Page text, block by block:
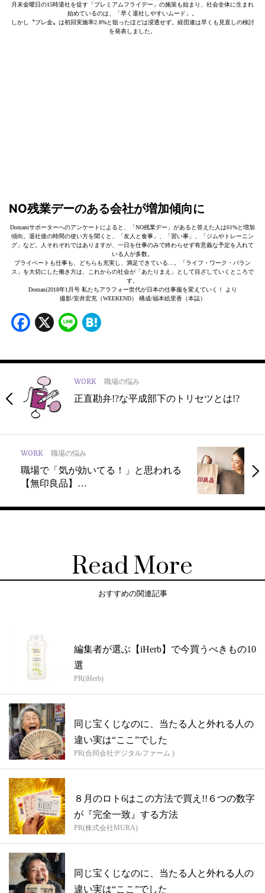
月末金曜日の15時退社を促す「プレミアムフライデー」の施策も始まり、社会全体に生まれ
始めているのは、「早く退社しやすいムード」。
しかし〝プレ金〟は初回実施率2.8%と狙ったほどは浸透せず。経団連は早くも見直しの検討
を発表しました。
NO残業デーのある会社が増加傾向に
Domaniサポーターへのアンケートによると、「NO残業デー」があると答えた人は61%と増加
傾向。退社後の時間の使い方を聞くと、「友人と食事」、「習い事」、「ジムやトレーニン
グ」など。人それぞれではありますが、一日を仕事のみで終わらせず有意義な予定を入れて
いる人が多数。
プライベートも仕事も、どちらも充実し、満足できている…。「ライフ・ワーク・バラン
ス」を大切にした働き方は、これからの社会が「あたりまえ」として目ざしていくところで
す。
Domani2018年1月号 私たちアラフォー世代が日本の仕事服を変えていく！ より
撮影/安井宏充（WEEKEND） 構成/福本絵里香（本誌）
Facebook
X Line
WORK 職場の悩み
正直勘弁!?な平成部下のトリセツとは!?
WORK 職場の悩み
職場で「気が効いてる！」と思われる
【無印良品】…
Read More
おすすめの関連記事
編集者が選ぶ【iHerb】で今買うべきもの10
選
PR(iHerb)
同じ宝くじなのに、当たる人と外れる人の
違い実は“ここ”でした
PR(合同会社デジタルファーム )
８月のロト6はこの方法で買え!!６つの数字
が『完全一致』する方法
PR(株式会社MURA)
同じ宝くじなのに、当たる人と外れる人の
違い実は“ここ”でした